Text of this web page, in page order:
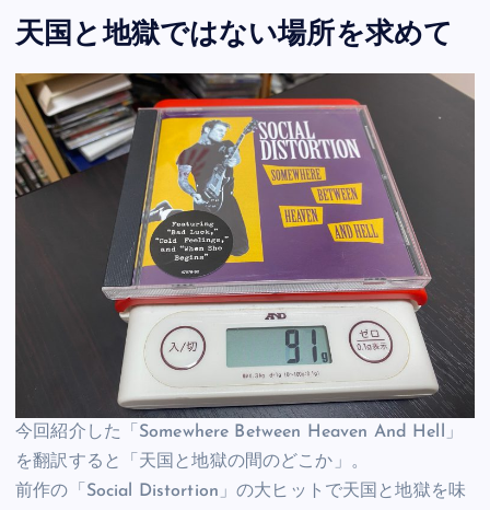
天国と地獄ではない場所を求めて
今回紹介した「Somewhere Between Heaven And Hell」
を翻訳すると「天国と地獄の間のどこか」。
前作の「Social Distortion」の大ヒットで天国と地獄を味